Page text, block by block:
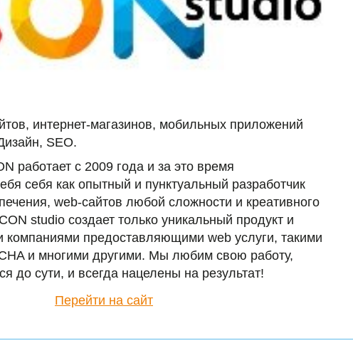
интернет-магазинов, мобильных приложений
SEO.
работает с 2009 года и за это время
себя как опытный и пунктуальный разработчик
web-сайтов любой сложности и креативного
studio создает только уникальный продукт и
компаниями предоставляющими web услуги, такими
и многими другими. Мы любим свою работу,
до сути, и всегда нацелены на результат!
Перейти на сайт